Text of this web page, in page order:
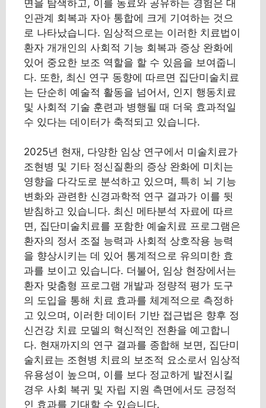
면을 탐색하고, 이를 동료와 공유하는 경험은 대
인관계 회복과 자아 통합에 크게 기여하는 것으
로 나타났습니다. 임상적으로는 이러한 치료법이
환자 개개인의 사회적 기능 회복과 증상 완화에
있어 중요한 보조 역할을 할 수 있음을 보여줍니
다. 또한, 최신 연구 동향에 따르면 집단미술치료
는 단순히 예술적 활동을 넘어서, 인지 행동치료
및 사회적 기술 훈련과 병행될 때 더욱 효과적일
수 있다는 데이터가 축적되고 있습니다.
2025년 현재, 다양한 임상 연구에서 미술치료가
조현병 및 기타 정신질환의 증상 완화에 미치는
영향을 다각도로 분석하고 있으며, 특히 뇌 기능
변화와 관련한 신경과학적 연구 결과가 이를 뒷
받침하고 있습니다. 최신 메타분석 자료에 따르
면, 집단미술치료를 포함한 예술치료 프로그램은
환자의 정서 조절 능력과 사회적 상호작용 능력
을 향상시키는 데 있어 통계적으로 유의미한 효
과를 보이고 있습니다. 더불어, 임상 현장에서는
환자 맞춤형 프로그램 개발과 정량적 평가 도구
의 도입을 통해 치료 효과를 체계적으로 측정하
고 있으며, 이러한 데이터 기반 접근법은 향후 정
신건강 치료 모델의 혁신적인 전환을 예고합니
다. 현재까지의 연구 결과를 종합해 보면, 집단미
술치료는 조현병 치료의 보조적 요소로서 임상적
유용성이 높으며, 이를 보다 정교하게 발전시킬
경우 사회 복귀 및 자립 지원 측면에서도 긍정적
인 효과를 기대할 수 있습니다.